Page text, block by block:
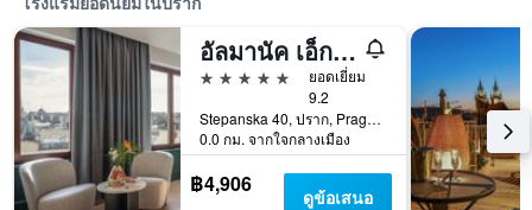
อัลมานัค เอ็กซ์ อัลครอน ปราก
5 ดาว
ยอดเยี่ยม
9.2
Stepanska 40, ปราก, Prague Region, สาธารณรัฐเช็ก
0.0 กม. จากใจกลางเมือง
฿4,906 ดูข้อเสนอ